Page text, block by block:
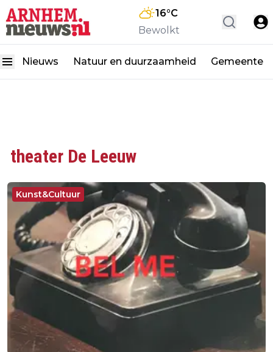
16°C
Bewolkt
Nieuws Natuur en duurzaamheid Gemeente
theater De Leeuw
Kunst&Cultuur